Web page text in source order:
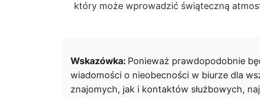
który może wprowadzić świąteczną
Wskazówka: Ponieważ prawdopodobnie
wiadomości o nieobecności w biurze dla
znajomych, jak i kontaktów służbowych,